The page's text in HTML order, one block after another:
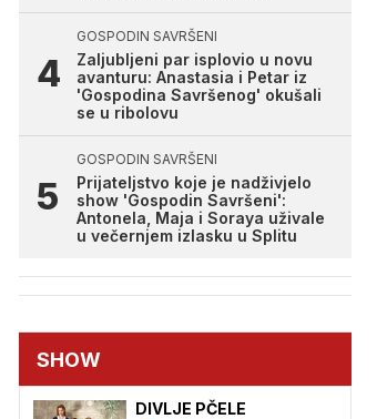
GOSPODIN SAVRŠENI
Zaljubljeni par isplovio u novu
avanturu: Anastasia i Petar iz
'Gospodina Savršenog' okušali
se u ribolovu
GOSPODIN SAVRŠENI
Prijateljstvo koje je nadživjelo
show 'Gospodin Savršeni':
Antonela, Maja i Soraya uživale
u večernjem izlasku u Splitu
SHOW
DIVLJE PČELE